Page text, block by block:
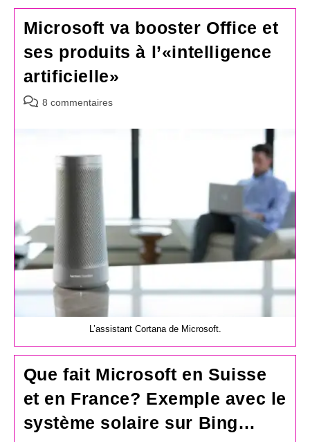
Microsoft va booster Office et
ses produits à l’«intelligence
artificielle»
Commentaires
8 commentaires
L’assistant Cortana de Microsoft.
Que fait Microsoft en Suisse
et en France? Exemple avec le
système solaire sur Bing…